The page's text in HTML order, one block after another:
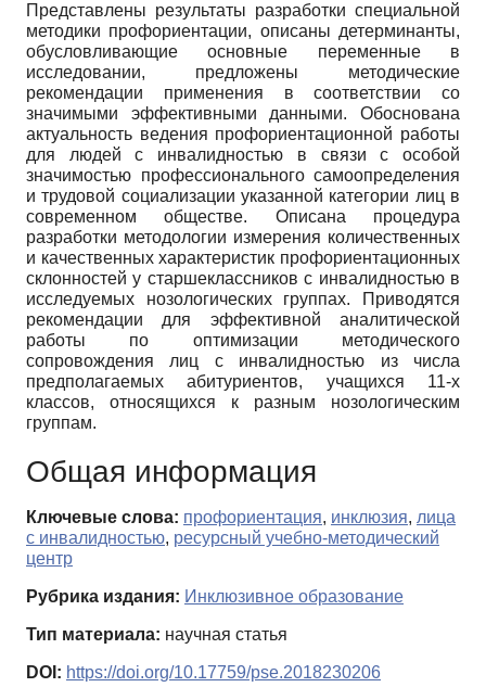
Представлены результаты разработки специальной
методики профориентации, описаны детерминанты,
обусловливающие основные переменные в
исследовании, предложены методические
рекомендации применения в соответствии со
значимыми эффективными данными. Обоснована
актуальность ведения профориентационной работы
для людей с инвалидностью в связи с особой
значимостью профессионального самоопределения
и трудовой социализации указанной категории лиц в
современном обществе. Описана процедура
разработки методологии измерения количественных
и качественных характеристик профориентационных
склонностей у старшеклассников с инвалидностью в
исследуемых нозологических группах. Приводятся
рекомендации для эффективной аналитической
работы по оптимизации методического
сопровождения лиц с инвалидностью из числа
предполагаемых абитуриентов, учащихся 11-х
классов, относящихся к разным нозологическим
группам.
Общая информация
Ключевые слова: профориентация, инклюзия, лица
с инвалидностью, ресурсный учебно-методический
центр
Рубрика издания: Инклюзивное образование
Тип материала: научная статья
DOI: https://doi.org/10.17759/pse.2018230206